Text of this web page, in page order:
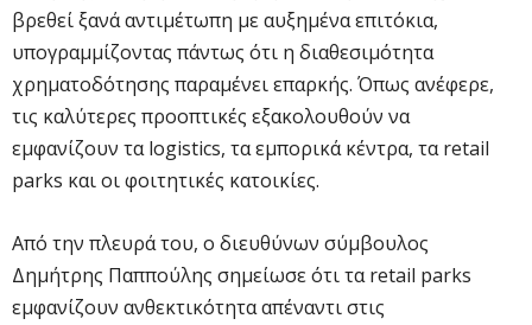
βρεθεί ξανά αντιμέτωπη με αυξημένα επιτόκια,
υπογραμμίζοντας πάντως ότι η διαθεσιμότητα
χρηματοδότησης παραμένει επαρκής. Όπως ανέφερε,
τις καλύτερες προοπτικές εξακολουθούν να
εμφανίζουν τα logistics, τα εμπορικά κέντρα, τα retail
parks και οι φοιτητικές κατοικίες.
Από την πλευρά του, ο διευθύνων σύμβουλος
Δημήτρης Παππούλης σημείωσε ότι τα retail parks
εμφανίζουν ανθεκτικότητα απέναντι στις